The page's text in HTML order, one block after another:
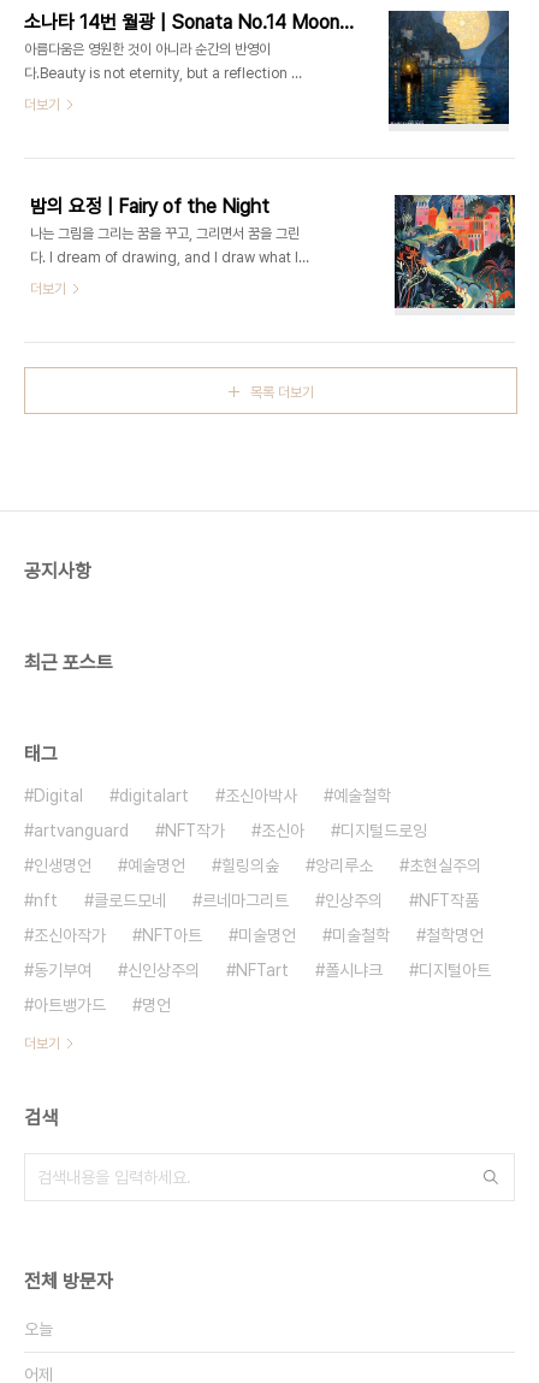
도 등 ▫️ https://ArtVanguard.co.kr▫️ BUY NFT ART : https://opensea.io/ART-
TRIP▫️ Artist : https://www.instagram.com/art.trip_jay▫️ Shop : 행
운의 굿즈 🔗클릭..
소나타 14번 월광 | Sonata No.14 Moonlight
아름다움은 영원한 것이 아니라 순간의 반영이
다.Beauty is not eternity, but a reflection of the moment.- 구
스타프 클림트 Gustav Klimt 소나타 14번 월
광 | Sonata No.14 Moonlight ART FLOW ERA | Art Nouveau | Gustav Klimt,
도 등 ▫️ https://ArtVanguard.co.kr▫️ BUY NFT ART : https://opensea.io/ART-
TRIP▫️ Artist : https://www.instagram.com/art.trip_ja..
더보기
밤의 요정 | Fairy of the Night
나는 그림을 그리는 꿈을 꾸고, 그리면서 꿈을 그린
다. I dream of drawing, and I draw what I dream.- 라
울 뒤피 Raoul Dufy 밤의 요
피, 등 ▫️ https://ArtVanguard.co.kr▫️ BUY NFT ART : https://opensea.io/ART-
더보기
목록 더보기
공지사항
최근 포스트
태그
Digital digitalart 조신아박사
예술철학
artvanguard
NFT작가 조신아
디지털드로잉
인생명언
예술명언 힐링의숲 앙리루소
초현실주의
nft
클로드모네 르네마그리트 인상주의
NFT작품
조신아작가
NFT아트 미술명언 미술철학
철학명언
동기부여
신인상주의 NFTart 폴시냐크
디지털아트
아트뱅가드
명언
더보기
검색
전체 방문자
오늘
어제